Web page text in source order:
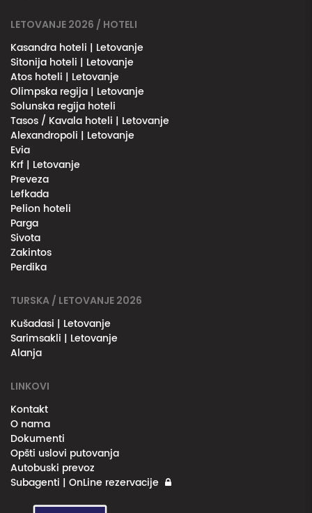
LETOVANJE 2026 / HOTELI
Kasandra hoteli | Letovanje
Sitonija hoteli | Letovanje
Atos hoteli | Letovanje
Olimpska regija | Letovanje
Solunska regija hoteli
Tasos / Kavala hoteli | Letovanje
Alexandropoli | Letovanje
Evia
Krf | Letovanje
Preveza
Lefkada
Pelion hoteli
Parga
Sivota
Zakintos
Perdika
TURSKA / LETOVANJE 2026
Kušadasi | Letovanje
Sarimsakli | Letovanje
Alanja
LINKOVI
Kontakt
O nama
Dokumenti
Opšti uslovi putovanja
Autobuski prevoz
Subagenti | OnLine rezervacije